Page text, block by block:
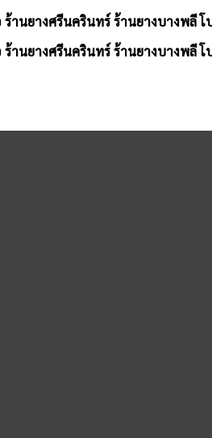
านยางศรีนครินทร์ ร้านยางบางพลี
านยางศรีนครินทร์ ร้านยางบางพลี